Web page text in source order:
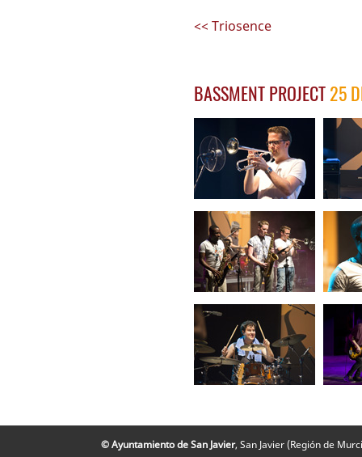
<< Triosence
BASSMENT PROJECT25
© Ayuntamiento de San Javier, San Javier (Región de